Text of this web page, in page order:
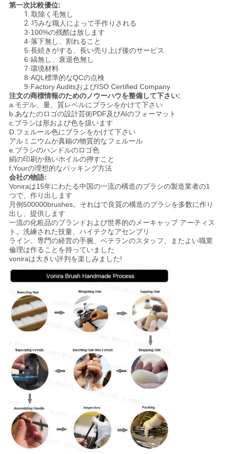
第一次比較優位:
1. 取除く毛無し
2. 巧みな職人によって手作りされる
3·100%の残酷は放します
4·落下無し、割れること
5·長続きがする、長い売り上げ後のサービス
6·縞無し、衰退色無し
7·環境材料
8·AQL標準的なQCの点検
9·Factory AuditsおよびISO Certified Company
注文の商標情報のためのノウーハウを整備して下さい:
a.モデル、量、質レベルにブラシをかけて下さい
b.あなたのロゴの設計芸術PDF及びAIのフォーマット
c.ブラシは形および色を扱います
D.フェルール色にブラシをかけて下さい
アルミニウムか真鍮の物質的なフェルール
e.ブラシのハンドルのロゴ色
絹の印刷か熱いホイルの押すこと
f.Yourの理想的なパッキング方法
会社の物語:
Voniraは15年にわたる中国の一流の構造のブラシの製造業者の1
つで、作り出します
月例500000brushes。それはで良質の構造のブラシを多数に作り
出し、提供します
一流の化粧品のブランドおよび世界的のメーキャップ アーティス
ト。洗練された技量、ハイテクなアセンブリ
ライン、専門の経営の手腕、ベテランのスタッフ、またよい職業
倫理は作ることを持っていました
voniraは大きい評判を楽しみました!